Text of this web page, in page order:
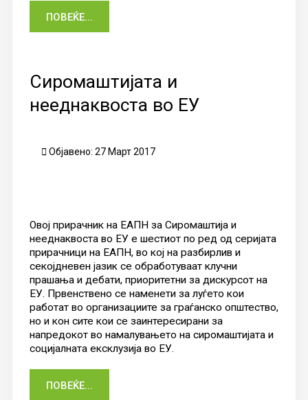
ПОВЕЌЕ...
Сиромаштијата и
нееднаквоста во ЕУ
Објавено: 27 Март 2017
Овој прирачник на ЕАПН за Сиромаштија и
нееднаквоста во ЕУ е шестиот по ред од серијата
прирачници на ЕАПН, во кој на разбирлив и
секојдневен јазик се обработуваат клучни
прашања и дебати, приоритетни за дискурсот на
ЕУ. Првенствено се наменети за луѓето кои
работат во организациите за граѓанско општество,
но и кон сите кои се заинтересирани за
напредокот во намалувањето на сиромаштијата и
социјалната ексклузија во ЕУ.
ПОВЕЌЕ...